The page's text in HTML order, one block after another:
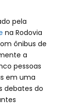
pela
na Rodovia
ônibus de
a
pessoas
em uma
debates do